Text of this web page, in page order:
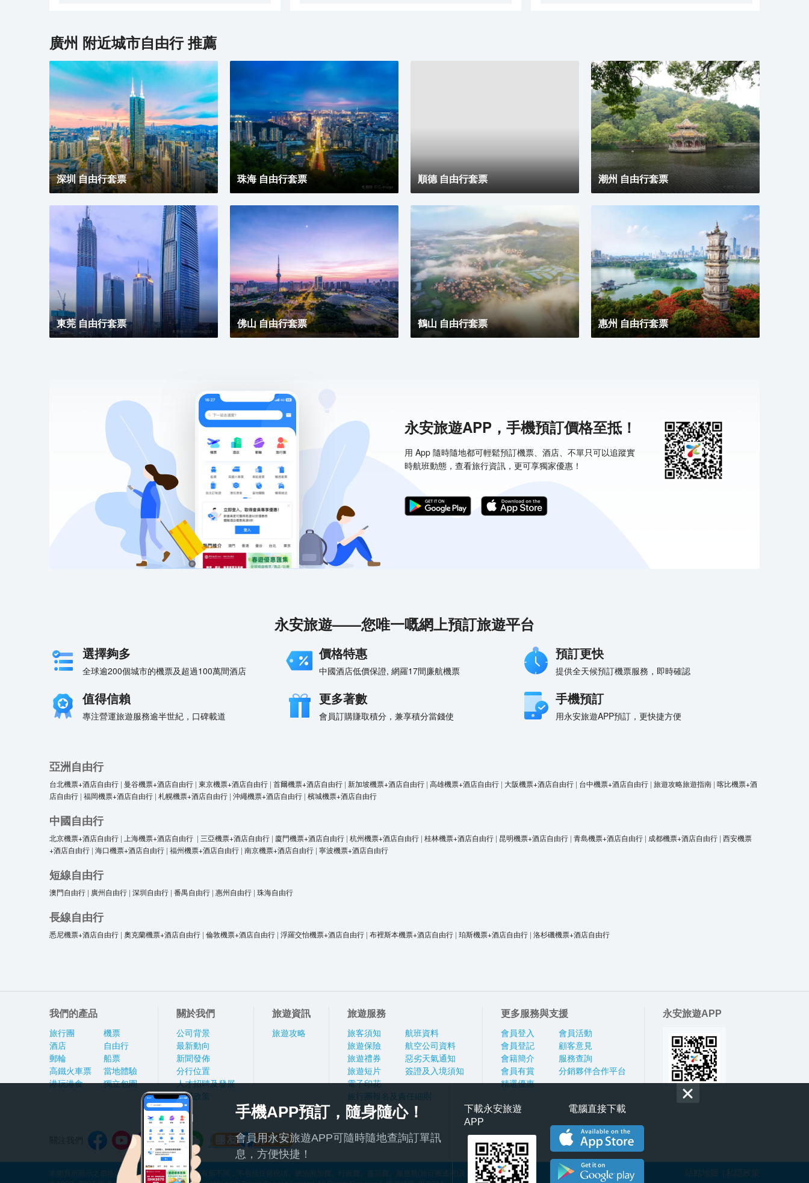
含西式願景——Amazing（令人驚歎），
Astonishing（令人震撼），隱含着酒店將成為南沙乃
至全球矚目的中式美學新地標的美好期許。 酒店作為
南沙國際會展中心綜合體重要組成部分，以“木棉花
開，鴻翔海絲”之設計理念，以大灣區金融新地標之姿
態，締造南沙“立足灣區、協同港澳、面向世界”的實踐
範本。
代經典與優雅，滿足休閒賓客對在地文化的探索與體
驗。配備粵式風味的林苑中餐廳、中西結合的漁人碼頭
珍饈美饌。酒店擁有馬丁叔叔的農場，小朋友們可盡情
與小動物們互動亦或參與馬丁叔叔課堂，共度愉快的親
子時光。同時，酒店擁有1,600平方米的宴會及會議場
地以及寬敞的戶外草坪，可滿足不同的會議及宴會需
求，無論商務出行亦或休閒旅遊期待與您共赴南沙，遇
見另一種可能。
室，主要提供早餐、茶點、飲品、簡餐等服務；同時亦
與中國大陸獲得“五金錨”獎的南沙遊艇會提供宴會/婚
宴/會議、中西式餐飲、遊艇觀光/租賃、帆船租賃/體
驗、遊艇帆船駕證考取等不同種服務功能，打造出一種
特色的休閒度假空間。
廣州 附近城市自由行 推薦
深圳 自由行套票 珠海 自由行套票 順德 自由行套票 潮州 自由行套票
東莞 自由行套票 佛山 自由行套票 鶴山 自由行套票 惠州 自由行套票
永安旅遊APP，手機預訂價格至抵！
用 App 隨時隨地都可輕鬆預訂機票、酒店、不單只可以追蹤實
時航班動態，查看旅行資訊，更可享獨家優惠！
永安旅遊——您唯一嘅網上預訂旅遊平台
選擇夠多
全球逾200個城市的機票及超過100萬間酒店
價格特惠
中國酒店低價保證, 網羅17間廉航機票
預訂更快
提供全天候預訂機票服務，即時確認
值得信賴
專注營運旅遊服務逾半世紀，口碑載道
更多著數
會員訂購賺取積分，兼享積分當錢使
手機預訂
用永安旅遊APP預訂，更快捷方便
亞洲自由行
台北機票+酒店自由行 | 曼谷機票+酒店自由行 | 東京機票+酒店自由行 | 首爾機票+酒店自由行 | 新加坡機票+酒店自由行 | 高雄機票+酒店自由行 | 大阪機票+酒店自由行 | 台中機票+酒店自由行 | 旅遊攻略旅遊指南 | 喀比機票+酒
店自由行 | 福岡機票+酒店自由行 | 札幌機票+酒店自由行 | 沖繩機票+酒店自由行 | 檳城機票+酒店自由行
中國自由行
北京機票+酒店自由行 | 上海機票+酒店自由行 | 三亞機票+酒店自由行 | 廈門機票+酒店自由行 | 杭州機票+酒店自由行 | 桂林機票+酒店自由行 | 昆明機票+酒店自由行 | 青島機票+酒店自由行 | 成都機票+酒店自由行 | 西安機票
+酒店自由行 | 海口機票+酒店自由行 | 福州機票+酒店自由行 | 南京機票+酒店自由行 | 寧波機票+酒店自由行
短線自由行
澳門自由行 | 廣州自由行 | 深圳自由行 | 番禺自由行 | 惠州自由行 | 珠海自由行
長線自由行
悉尼機票+酒店自由行 | 奧克蘭機票+酒店自由行 | 倫敦機票+酒店自由行 | 浮羅交怡機票+酒店自由行 | 布裡斯本機票+酒店自由行 | 珀斯機票+酒店自由行 | 洛杉磯機票+酒店自由行
我們的產品
旅行團
酒店
郵輪
高鐵火車票
港玩港食
機票
自由行
船票
當地體驗
獨立包團
關於我們
公司背景
最新動向
新聞發佈
分行位置
人才招聘及發展
私隱政策
旅遊資訊
旅遊攻略
旅遊服務
旅客須知
旅遊保險
旅遊禮券
旅遊短片
電子印花
航班資料
航空公司資料
惡劣天氣通知
簽證及入境須知
旅行團報名及責任細則
更多服務與支援
會員登入
會員登記
會籍簡介
會員有賞
精選優惠
會員活動
顧客意見
服務查詢
分銷夥伴合作平台
永安旅遊APP
本網頁所顯示之價格因應產品種類及出發日期而有所不同，不包括任何稅項、燃油附加費、行政費、簽証費、服務費(旅行團適用)及其他應繳費用
手機APP預訂，隨身隨心！
會員用永安旅遊APP可隨時隨地查詢訂單訊
息，方便快捷！
下載永安旅遊
APP
電腦直接下載